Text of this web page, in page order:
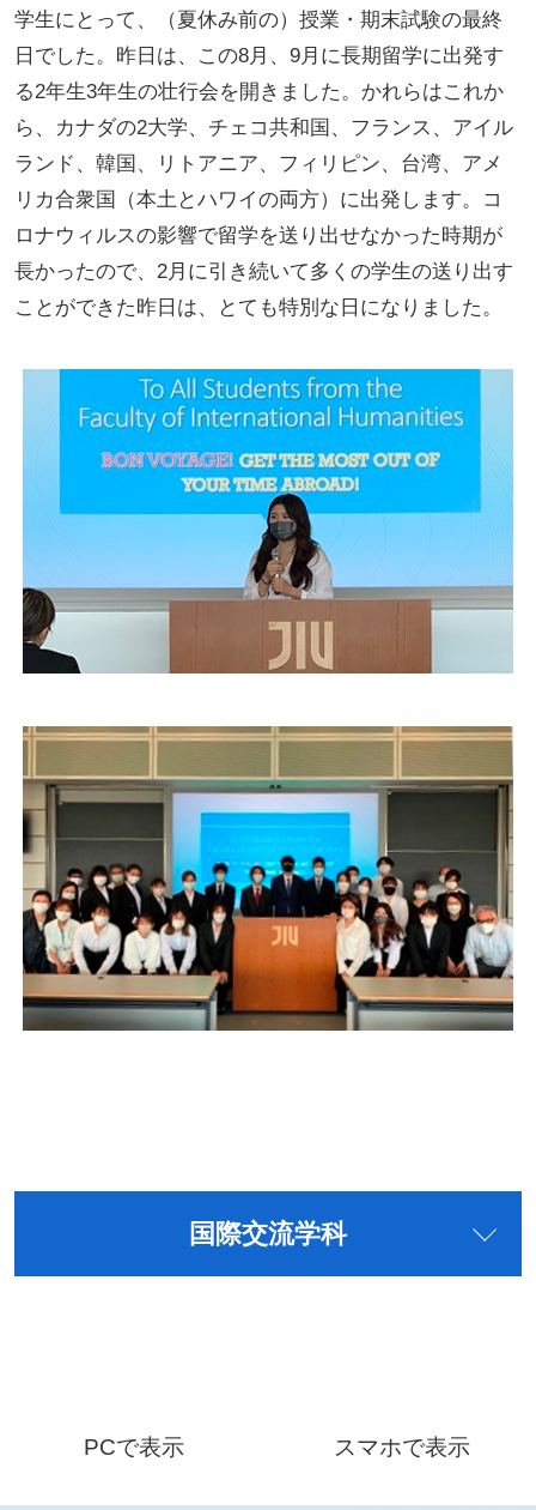
学生にとって、（夏休み前の）授業・期末試験の最終
日でした。昨日は、この8月、9月に長期留学に出発す
る2年生3年生の壮行会を開きました。かれらはこれか
ら、カナダの2大学、チェコ共和国、フランス、アイル
ランド、韓国、リトアニア、フィリピン、台湾、アメ
リカ合衆国（本土とハワイの両方）に出発します。コ
ロナウィルスの影響で留学を送り出せなかった時期が
長かったので、2月に引き続いて多くの学生の送り出す
ことができた昨日は、とても特別な日になりました。
国際交流学科
PCで表示 スマホで表示